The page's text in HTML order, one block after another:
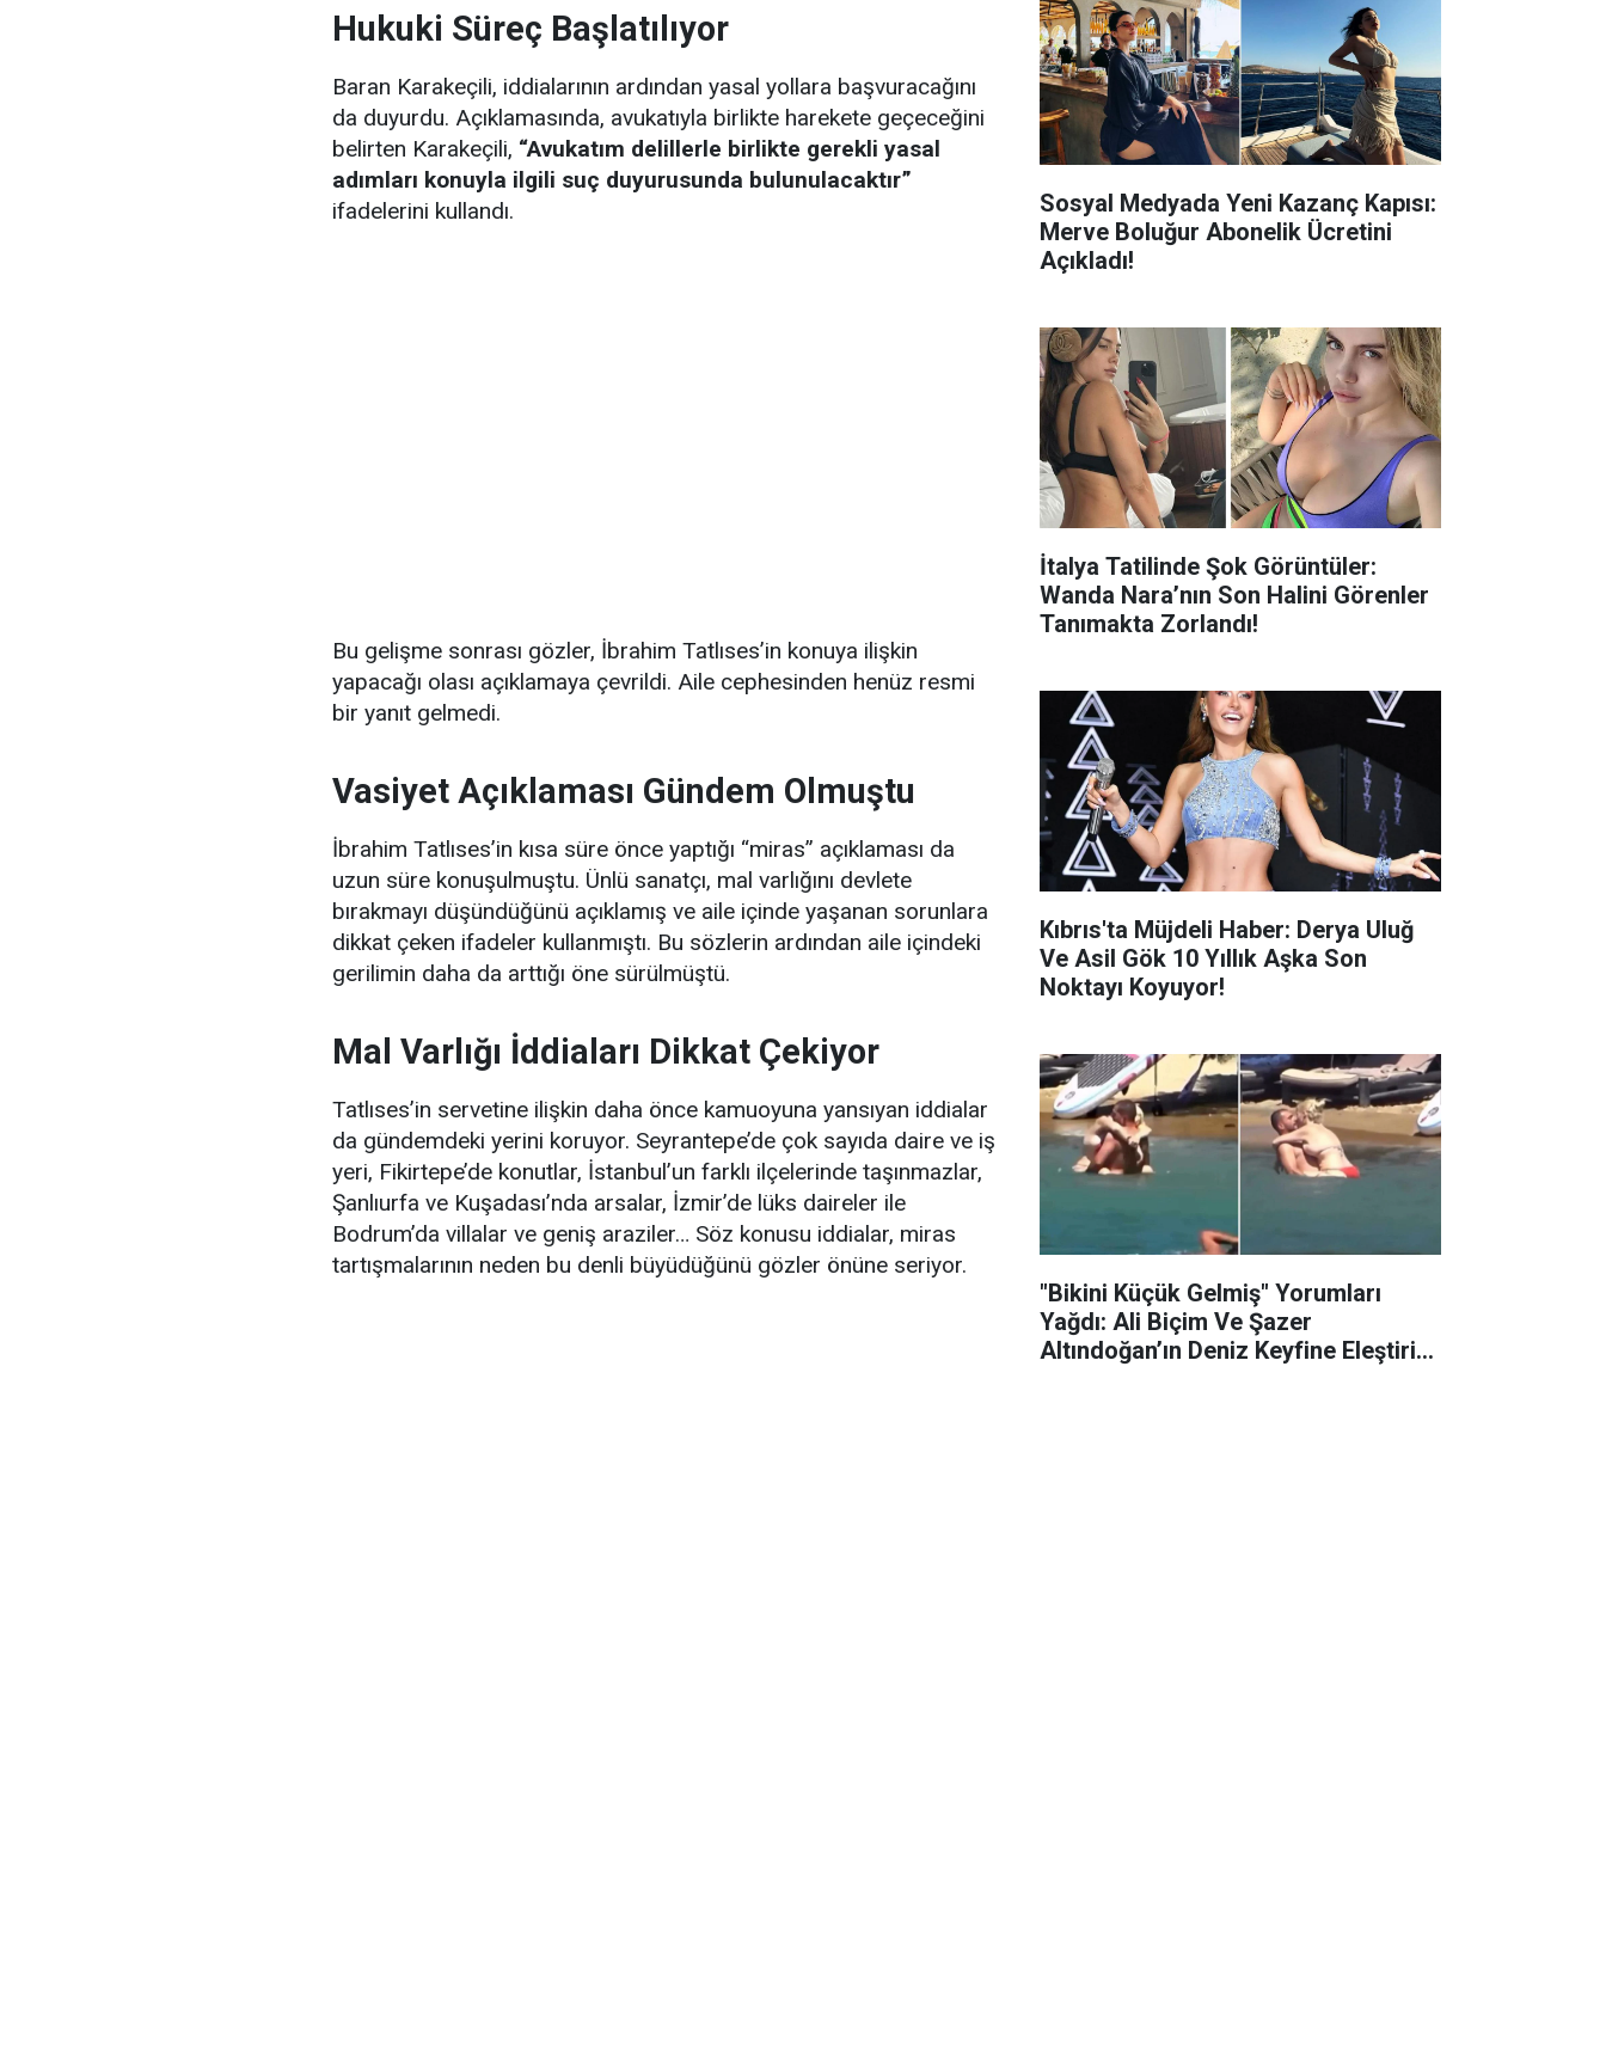
Hukuki Süreç Başlatılıyor
Baran Karakeçili, iddialarının ardından yasal yollara başvuracağını
da duyurdu. Açıklamasında, avukatıyla birlikte harekete geçeceğini
belirten Karakeçili, “Avukatım delillerle birlikte gerekli yasal
adımları konuyla ilgili suç duyurusunda bulunulacaktır”
ifadelerini kullandı.
Bu gelişme sonrası gözler, İbrahim Tatlıses’in konuya ilişkin
yapacağı olası açıklamaya çevrildi. Aile cephesinden henüz resmi
bir yanıt gelmedi.
Vasiyet Açıklaması Gündem Olmuştu
İbrahim Tatlıses’in kısa süre önce yaptığı “miras” açıklaması da
uzun süre konuşulmuştu. Ünlü sanatçı, mal varlığını devlete
bırakmayı düşündüğünü açıklamış ve aile içinde yaşanan sorunlara
dikkat çeken ifadeler kullanmıştı. Bu sözlerin ardından aile içindeki
gerilimin daha da arttığı öne sürülmüştü.
Mal Varlığı İddiaları Dikkat Çekiyor
Tatlıses’in servetine ilişkin daha önce kamuoyuna yansıyan iddialar
da gündemdeki yerini koruyor. Seyrantepe’de çok sayıda daire ve iş
yeri, Fikirtepe’de konutlar, İstanbul’un farklı ilçelerinde taşınmazlar,
Şanlıurfa ve Kuşadası’nda arsalar, İzmir’de lüks daireler ile
Bodrum’da villalar ve geniş araziler… Söz konusu iddialar, miras
tartışmalarının neden bu denli büyüdüğünü gözler önüne seriyor.
Sosyal Medyada Yeni Kazanç Kapısı:
Merve Boluğur Abonelik Ücretini
Açıkladı!
İtalya Tatilinde Şok Görüntüler:
Wanda Nara’nın Son Halini Görenler
Tanımakta Zorlandı!
Kıbrıs'ta Müjdeli Haber: Derya Uluğ
Ve Asil Gök 10 Yıllık Aşka Son
Noktayı Koyuyor!
"Bikini Küçük Gelmiş" Yorumları
Yağdı: Ali Biçim Ve Şazer
Altındoğan’ın Deniz Keyfine Eleştiri